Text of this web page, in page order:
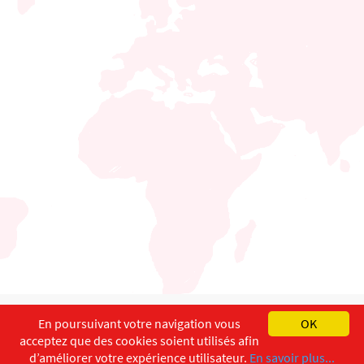
English Français
Copyright ©ISEC-AdW Impressum
OK
En poursuivant votre navigation vous
acceptez que des cookies soient utilisés afin
d’améliorer votre expérience utilisateur. En savoir plus...